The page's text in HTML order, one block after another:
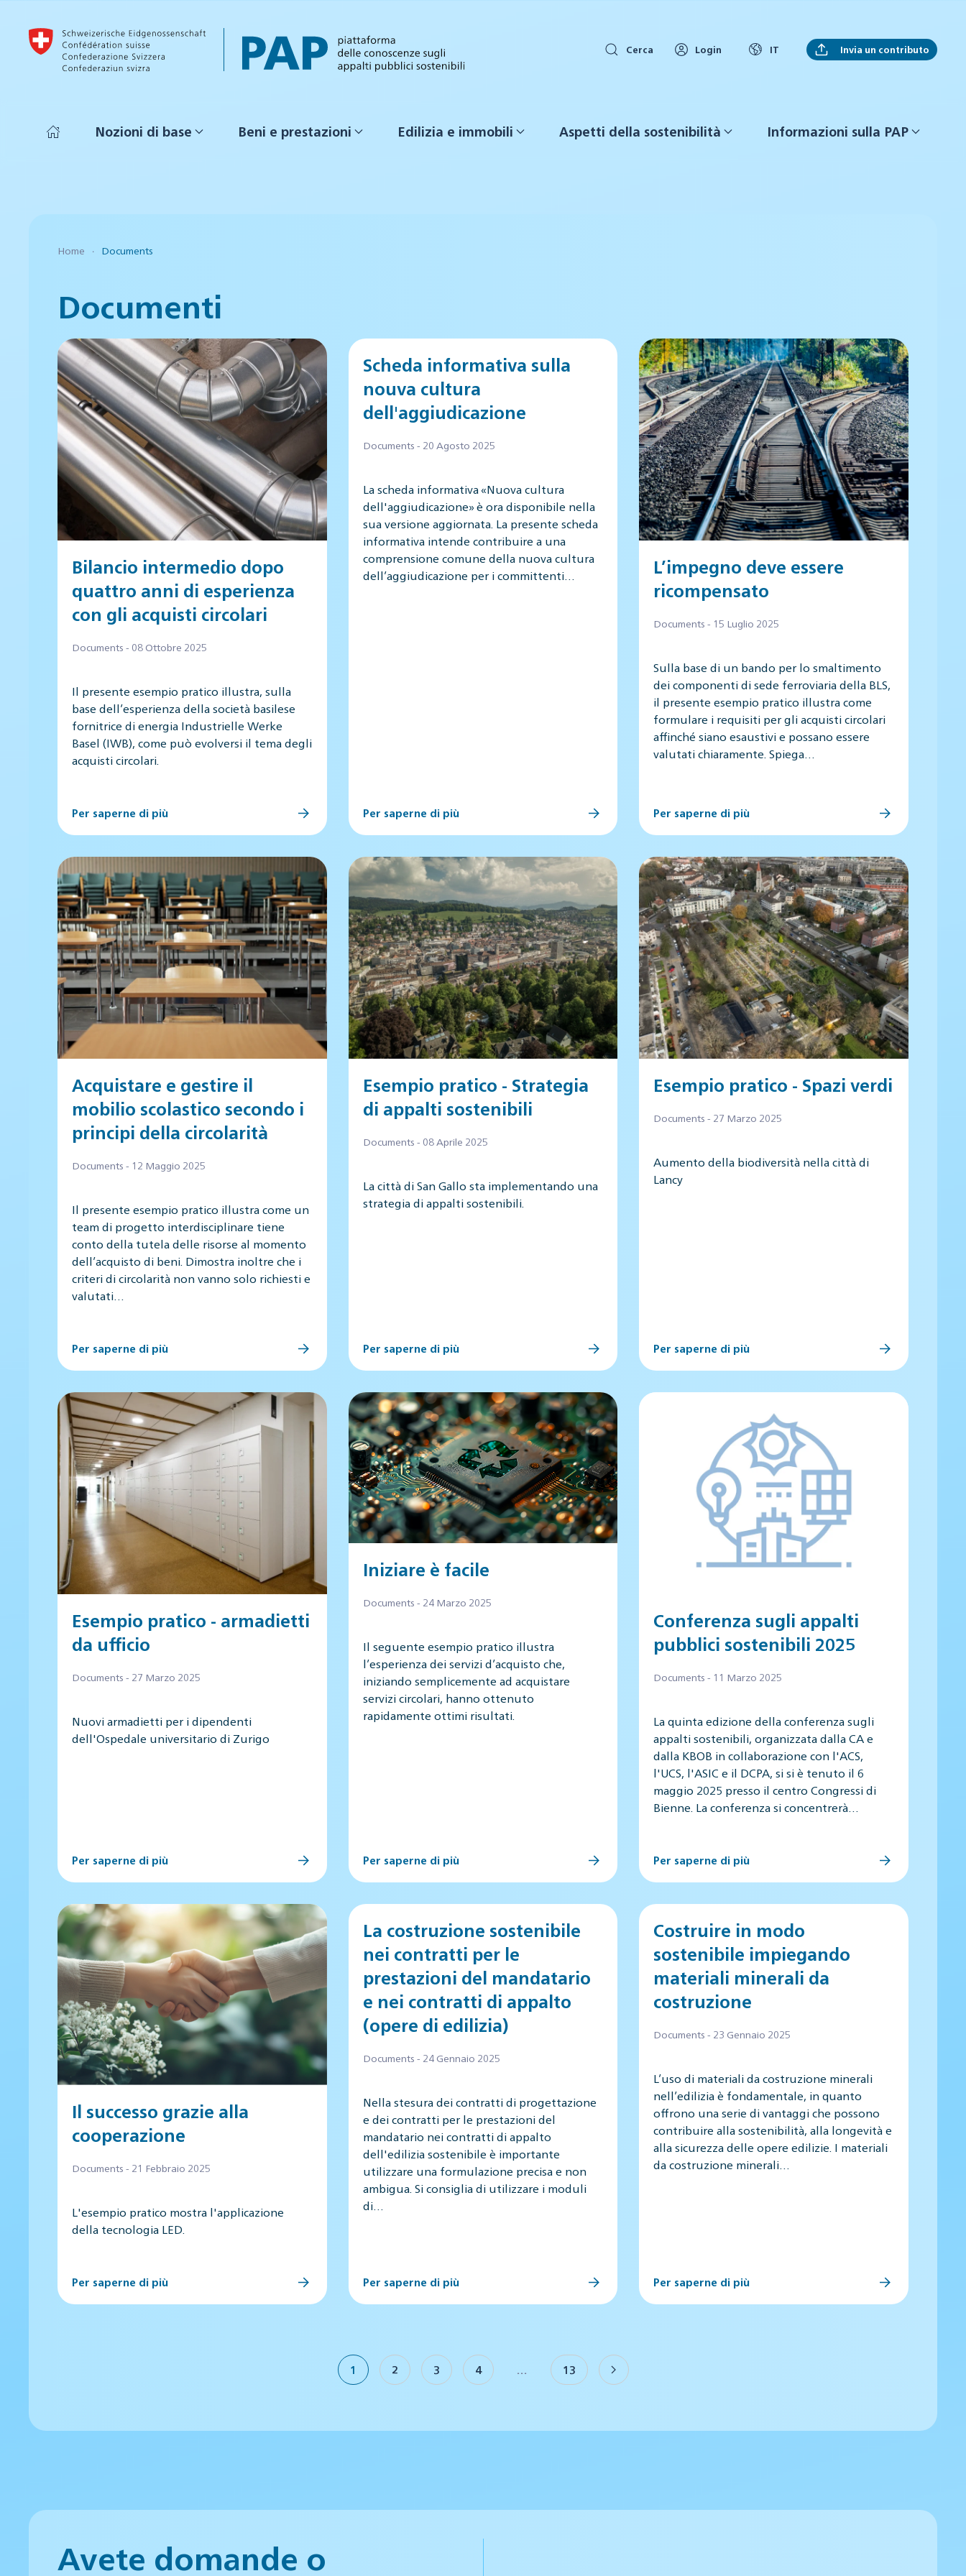
Skip to main content
Cerca Login IT Invia un contributo
Nozioni di base Beni e prestazioni Edilizia e immobili Aspetti della sostenibilità Informazioni sulla PAP
Home Documents
Documenti
Bilancio intermedio dopo
quattro anni di esperienza
con gli acquisti circolari
Documents - 08 Ottobre 2025
Il presente esempio pratico illustra, sulla
base dell’esperienza della società basilese
fornitrice di energia Industrielle Werke
Basel (IWB), come può evolversi il tema degli
acquisti circolari.
Per saperne di più
Scheda informativa sulla
nouva cultura
dell'aggiudicazione
Documents - 20 Agosto 2025
La scheda informativa «Nuova cultura
dell'aggiudicazione» è ora disponibile nella
sua versione aggiornata. La presente scheda
informativa intende contribuire a una
comprensione comune della nuova cultura
dell’aggiudicazione per i committenti…
Per saperne di più
L’impegno deve essere
ricompensato
Documents - 15 Luglio 2025
Sulla base di un bando per lo smaltimento
dei componenti di sede ferroviaria della BLS,
il presente esempio pratico illustra come
formulare i requisiti per gli acquisti circolari
affinché siano esaustivi e possano essere
valutati chiaramente. Spiega…
Per saperne di più
Acquistare e gestire il
mobilio scolastico secondo i
principi della circolarità
Documents - 12 Maggio 2025
Il presente esempio pratico illustra come un
team di progetto interdisciplinare tiene
conto della tutela delle risorse al momento
dell’acquisto di beni. Dimostra inoltre che i
criteri di circolarità non vanno solo richiesti e
valutati…
Per saperne di più
Esempio pratico - Strategia
di appalti sostenibili
Documents - 08 Aprile 2025
La città di San Gallo sta implementando una
strategia di appalti sostenibili.
Per saperne di più
Esempio pratico - Spazi verdi
Documents - 27 Marzo 2025
Aumento della biodiversità nella città di
Lancy
Per saperne di più
Esempio pratico - armadietti
da ufficio
Documents - 27 Marzo 2025
Nuovi armadietti per i dipendenti
dell'Ospedale universitario di Zurigo
Per saperne di più
Iniziare è facile
Documents - 24 Marzo 2025
Il seguente esempio pratico illustra
l’esperienza dei servizi d’acquisto che,
iniziando semplicemente ad acquistare
servizi circolari, hanno ottenuto
rapidamente ottimi risultati.
Per saperne di più
Conferenza sugli appalti
pubblici sostenibili 2025
Documents - 11 Marzo 2025
La quinta edizione della conferenza sugli
appalti sostenibili, organizzata dalla CA e
dalla KBOB in collaborazione con l'ACS,
l'UCS, l'ASIC e il DCPA, si si è tenuto il 6
maggio 2025 presso il centro Congressi di
Bienne. La conferenza si concentrerà…
Per saperne di più
Il successo grazie alla
cooperazione
Documents - 21 Febbraio 2025
L'esempio pratico mostra l'applicazione
della tecnologia LED.
Per saperne di più
La costruzione sostenibile
nei contratti per le
prestazioni del mandatario
e nei contratti di appalto
(opere di edilizia)
Documents - 24 Gennaio 2025
Nella stesura dei contratti di progettazione
e dei contratti per le prestazioni del
mandatario nei contratti di appalto
dell'edilizia sostenibile è importante
utilizzare una formulazione precisa e non
ambigua. Si consiglia di utilizzare i moduli
di…
Per saperne di più
Costruire in modo
sostenibile impiegando
materiali minerali da
costruzione
Documents - 23 Gennaio 2025
L’uso di materiali da costruzione minerali
nell’edilizia è fondamentale, in quanto
offrono una serie di vantaggi che possono
contribuire alla sostenibilità, alla longevità e
alla sicurezza delle opere edilizie. I materiali
da costruzione minerali…
Per saperne di più
1 2 3 4 … 13
Avete domande o